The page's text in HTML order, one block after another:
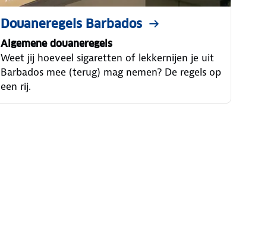
Douaneregels Barbados
Algemene douaneregels
Weet jij hoeveel sigaretten of lekkernijen je uit
Barbados mee (terug) mag nemen? De regels op
een rij.